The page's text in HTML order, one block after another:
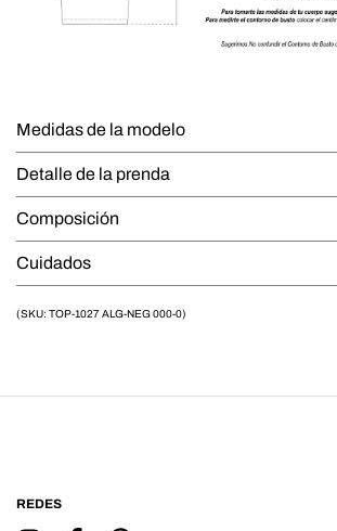
Medidas de la modelo
Detalle de la prenda
Composición
Cuidados
(SKU: TOP-1027 ALG-NEG 000-0)
REDES